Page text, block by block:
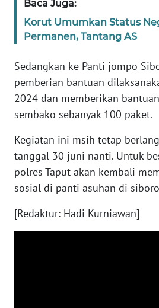
Baca Juga:
Korut Umumkan Status
Permanen, Tantang AS
Sedangkan ke Panti jompo
pemberian bantuan
2024 dan memberikan
sembako sebanyak 100 paket.
Kegiatan ini msih tetap
tanggal 30 juni nanti. Untuk
polres Taput akan kembali
sosial di panti asuhan di
[Redaktur: Hadi Kurniawan]
WN
NTB
SULTENG
WN
SULBAR
WN
BABEL
WN
WN